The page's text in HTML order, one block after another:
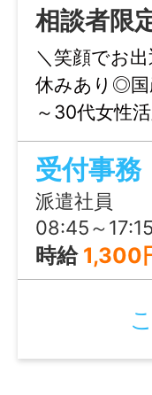
相談者限
＼笑顔でお
休みあり◎国
～30代女性
受付事務
派遣社員
08:45～17:15 【休憩時間】12:00～
時給 1,300